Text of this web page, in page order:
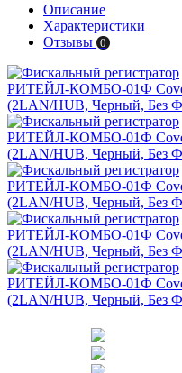
Описание
Характеристики
Отзывы 0